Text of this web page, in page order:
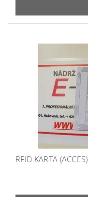
RFID KARTA (ACCES)